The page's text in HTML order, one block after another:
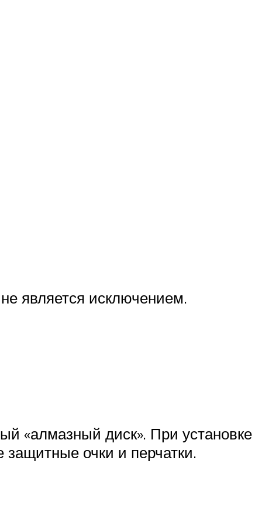
является исключением.
«алмазный диск». При установке
защитные очки и перчатки.